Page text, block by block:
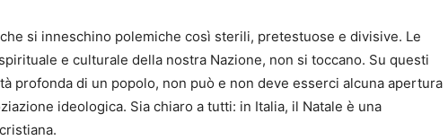
si inneschino polemiche così sterili, pretestuose e divisive. Le
e culturale della nostra Nazione, non si toccano. Su questi
profonda di un popolo, non può e non deve esserci alcuna apertura
ideologica. Sia chiaro a tutti: in Italia, il Natale è una